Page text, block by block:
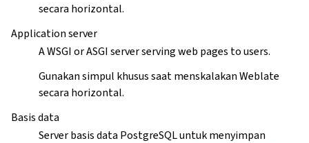
secara horizontal.
Application server
A WSGI or ASGI server serving web pages to users.
Gunakan simpul khusus saat menskalakan Weblate
secara horizontal.
Basis data
Server basis data PostgreSQL untuk menyimpan